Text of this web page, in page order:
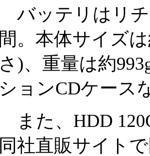
バッテリはリチ
間。本体サイズ
さ)、重量は約
ションCDケース
また、HDD
同社直販サイト